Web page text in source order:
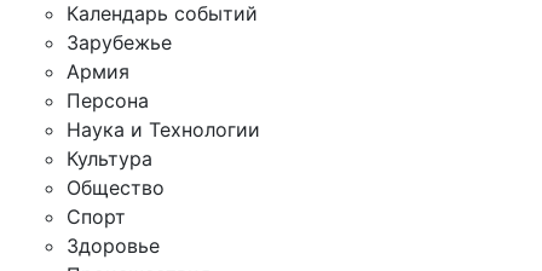
Календарь событий
Зарубежье
Армия
Персона
Наука и Технологии
Культура
Общество
Спорт
Здоровье